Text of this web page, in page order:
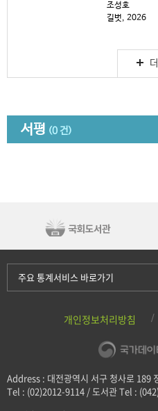
조성호
길벗, 2026
서평 (0 건)
개인정보처리방침
Address : 대전광역시 서구 청사로 189
Tel : (02)2012-9114 / 도서관 Tel :
주요 통계서비스 바로가기